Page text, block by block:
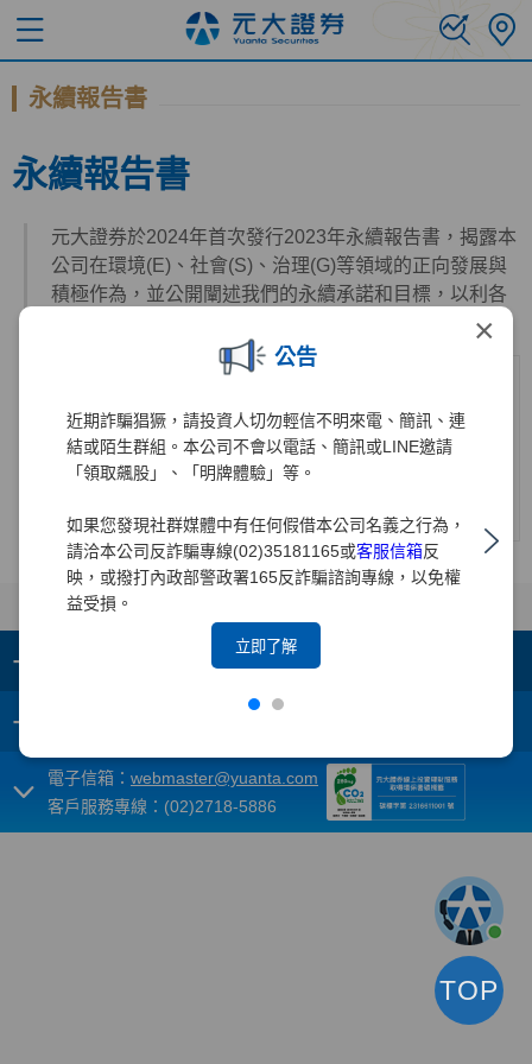
×
公告
近期詐騙猖獗，請投資人切勿輕信不明來電、簡訊、連
結或陌生群組。本公司不會以電話、簡訊或LINE邀請
「領取飆股」、「明牌體驗」等。
如果您發現社群媒體中有任何假借本公司名義之行為，
請洽本公司反詐騙專線(02)35181165或客服信箱反
映，或撥打內政部警政署165反詐騙諮詢專線，以免權
益受損。
立即了解
永續報告書
永續報告書
元大證券於2024年首次發行2023年永續報告書，揭露本
公司在環境(E)、社會(S)、治理(G)等領域的正向發展與
積極作為，並公開闡述我們的永續承諾和目標，以利各
+
+
電子信箱： webmaster@yuanta.com
客戶服務專線：(02)2718-5886
TOP